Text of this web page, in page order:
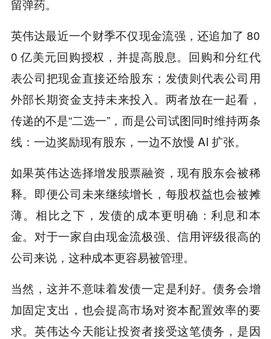
留弹药。
英伟达最近一个财季不仅现金流强，还追加了 80
0 亿美元回购授权，并提高股息。回购和分红代
表公司把现金直接还给股东；发债则代表公司用
外部长期资金支持未来投入。两者放在一起看，
传递的不是“二选一”，而是公司试图同时维持两条
线：一边奖励现有股东，一边不放慢 AI 扩张。
如果英伟达选择增发股票融资，现有股东会被稀
释。即便公司未来继续增长，每股权益也会被摊
薄。相比之下，发债的成本更明确：利息和本
金。对于一家自由现金流极强、信用评级很高的
公司来说，这种成本更容易被管理。
当然，这并不意味着发债一定是利好。债务会增
加固定支出，也会提高市场对资本配置效率的要
求。英伟达今天能让投资者接受这笔债务，是因